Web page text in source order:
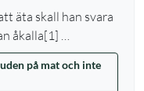
äta skall han svara
åkalla[1] …
på mat och inte